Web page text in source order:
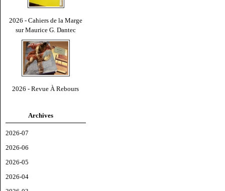
2026 - Cahiers de la Marge
sur Maurice G. Dantec
2026 - Revue À Rebours
Archives
2026-07
2026-06
2026-05
2026-04